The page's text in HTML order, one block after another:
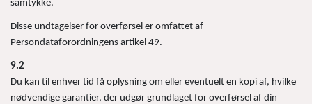
samtykke.
Disse undtagelser for overførsel er omfattet af
Persondataforordningens artikel 49.
9.2
Du kan til enhver tid få oplysning om eller eventuelt en kopi af, hvilke
nødvendige garantier, der udgør grundlaget for overførsel af din